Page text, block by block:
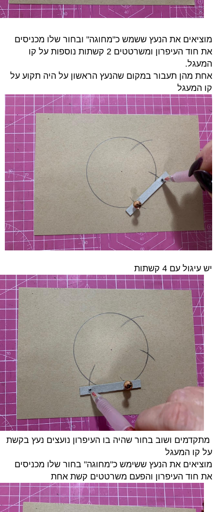
מוציאים את הנעץ ששמש כ"מחוגה" ובחור שלו מכניסים
את חוד העיפרון ומשרטטים 2 קשתות נוספות על קו
המעגל.
אחת מהן תעבור במקום שהנעץ הראשון על היה תקוע על
קו המעגל
יש עיגול עם 4 קשתות
מתקדמים ושוב בחור שהיה בו העיפרון נועצים נעץ בקשת
על קו המעגל
מוציאים את הנעץ ששימש כ"מחוגה" בחור שלו מכניסים
את חוד העיפרון והפעם משרטטים קשת אחת